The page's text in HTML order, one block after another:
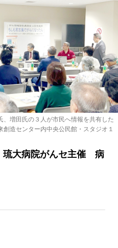
、増田氏の３人が市民へ情報を共有した
創造センター内中央公民館・スタジオ１
大病院がんセ主催 病